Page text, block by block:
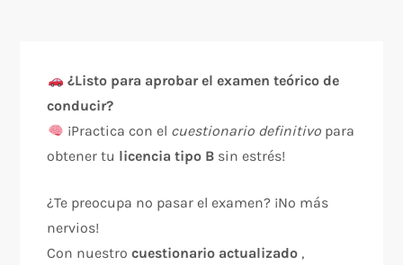
¿Listo para aprobar el examen teórico de
conducir?
¡Practica con el cuestionario definitivopara
obtener tu licencia tipo B sin estrés!
¿Te preocupa no pasar el examen? ¡No más
nervios!
Con nuestrocuestionario actualizado ,